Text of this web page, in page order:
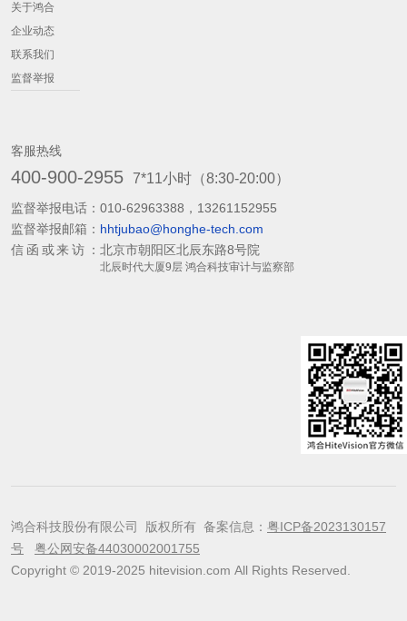
关于鸿合
企业动态
联系我们
监督举报
客服热线
400-900-2955 7*11小时（8:30-20:00）
监督举报电话： 010-62963388，13261152955
监督举报邮箱： hhtjubao@honghe-tech.com
信函或来访： 北京市朝阳区北辰东路8号院
北辰时代大厦9层 鸿合科技审计与监察部
鸿合科技股份有限公司 版权所有 备案信息： 粤ICP备2023130157
号
粤公网安备44030002001755
Copyright © 2019-2025 hitevision.com All Rights Reserved.